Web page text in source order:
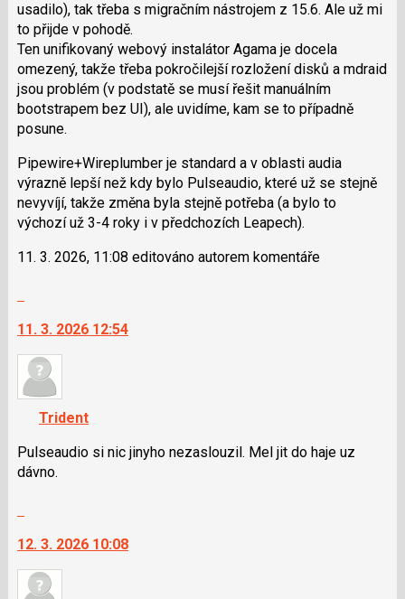
usadilo), tak třeba s migračním nástrojem z 15.6. Ale už mi
to přijde v pohodě.
Ten unifikovaný webový instalátor Agama je docela
omezený, takže třeba pokročilejší rozložení disků a mdraid
jsou problém (v podstatě se musí řešit manuálním
bootstrapem bez UI), ale uvidíme, kam se to případně
posune.
Pipewire+Wire­plumber je standard a v oblasti audia
výrazně lepší než kdy bylo Pulseaudio, které už se stejně
nevyvíjí, takže změna byla stejně potřeba (a bylo to
výchozí už 3-4 roky i v předchozích Leapech).
11. 3. 2026, 11:08 editováno autorem komentáře
další
nový
názor.
navigaci
lze
použít
i
následující
a
P
11. 3. 2026 12:54
Trident
Pulseaudio si nic jinyho nezaslouzil. Mel jit do haje uz
dávno.
další
nový
názor.
12. 3. 2026 10:08